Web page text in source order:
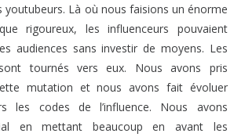
youtubeurs. Là où nous faisions un énorme
rigoureux, les influenceurs pouvaient
audiences sans investir de moyens. Les
tournés vers eux. Nous avons pris
mutation et nous avons fait évoluer
les codes de l’influence. Nous avons
en mettant beaucoup en avant les